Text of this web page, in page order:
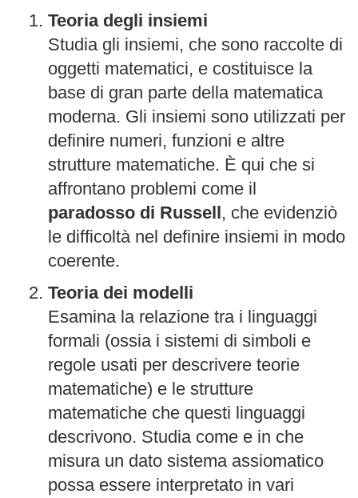
Teoria degli insiemi
Studia gli insiemi, che sono raccolte di
oggetti matematici, e costituisce la
base di gran parte della matematica
moderna. Gli insiemi sono utilizzati per
definire numeri, funzioni e altre
strutture matematiche. È qui che si
affrontano problemi come il
paradosso di Russell, che evidenziò
le difficoltà nel definire insiemi in modo
coerente.
Teoria dei modelli
Esamina la relazione tra i linguaggi
formali (ossia i sistemi di simboli e
regole usati per descrivere teorie
matematiche) e le strutture
matematiche che questi linguaggi
descrivono. Studia come e in che
misura un dato sistema assiomatico
possa essere interpretato in vari